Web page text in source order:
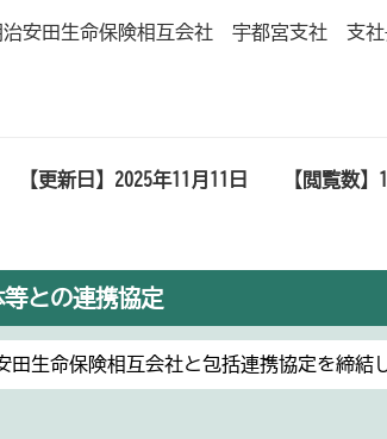
治安田生命保険相互会社 宇都宮支社
【更新日】 2025年11月11日 【閲覧数】
との連携協定
田生命保険相互会社と包括連携協定を締結